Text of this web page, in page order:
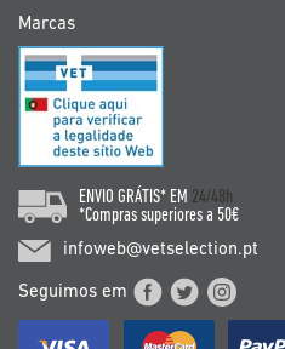
Marcas
ENVIO GRÁTIS* EM 24/48h
*Compras superiores a 50€
infoweb@vetselection.pt
Seguimos em